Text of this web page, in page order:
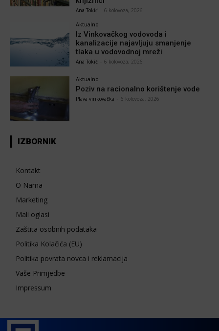
Ana Tokić 6 kolovoza, 2026
Aktualno
Iz Vinkovačkog vodovoda i
kanalizacije najavljuju smanjenje
tlaka u vodovodnoj mreži
Ana Tokić 6 kolovoza, 2026
Aktualno
Poziv na racionalno korištenje vode
Plava vinkovačka 6 kolovoza, 2026
IZBORNIK
Kontakt
O Nama
Marketing
Mali oglasi
Zaštita osobnih podataka
Politika Kolačića (EU)
Politika povrata novca i reklamacija
Vaše Primjedbe
Impressum